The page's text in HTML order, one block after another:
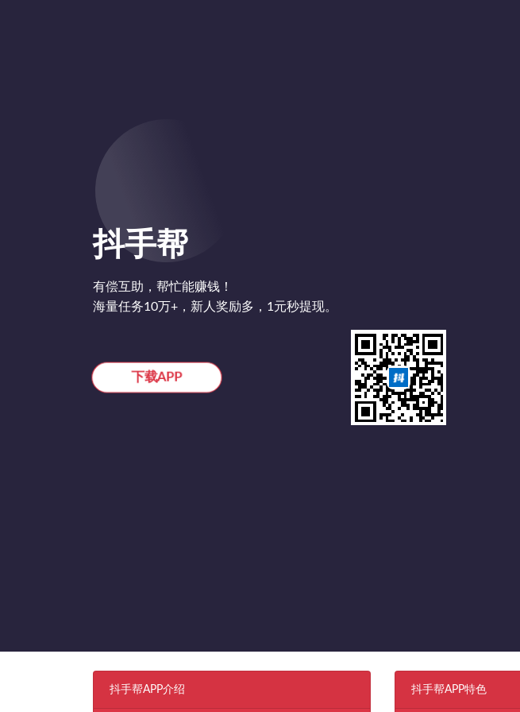
抖手帮
有偿互助，帮忙能赚钱！
海量任务10万+，新人奖励多，1元秒提现。
下载APP
抖手帮APP介绍 抖手帮APP特色